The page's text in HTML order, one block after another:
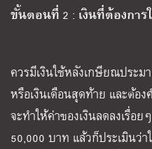
ขั้นตอนที่ 2 : เงินที่ต้องกา
ควรมีเงินใช้หลังเกษียณประ
หรือเงินเดือนสุดท้าย และต้อ
จะทำให้ค่าของเงินลดลงเรื่อ
50,000 บาท แล้วก็ประเมินว่